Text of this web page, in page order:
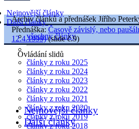
Nejnovější články
Další články
všechny články
články z roku 2025
články z roku 2024
články z roku 2023
články z roku 2022
články z roku 2021
články z roku 2020
články z roku 2019
články z roku 2018
Archiv článků a přednášek Jiřího
Přednáška: Časově závislý, nebo
12.4.1999)(slide č.9)
Ovládání slidů
Nejnovější články
Další články